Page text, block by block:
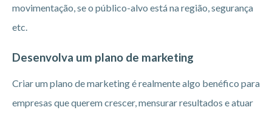
movimentação, se o público-alvo está na região, segurança
etc.
Desenvolva um plano de marketing
Criar um plano de marketing é realmente algo benéfico para
empresas que querem crescer, mensurar resultados e atuar